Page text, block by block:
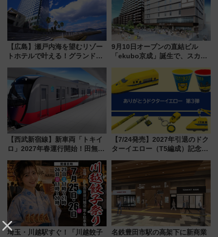
【広島】瀬戸内海を望むリゾー
トホテルで叶える！グランドプ
ディング＆カジュアルパーティ
ープラン
9月10日オープンの直結ビル
「ekubo京成」誕生で、スカイ
新鎌ヶ谷はどう変わる？ 全テナ
ント情報も公開！
【西武新宿線】新車両「トキイ
ロ」2027年春運行開始！田無・
「第2弾」も
【7/24発売】2027年引退のドク
ターイエロー（T5編成）記念グ
送の目覚まし時計など通販・販
売店舗まとめ
埼玉・川越駅すぐ！「川越餃子
名鉄豊田市駅の高架下に新商業